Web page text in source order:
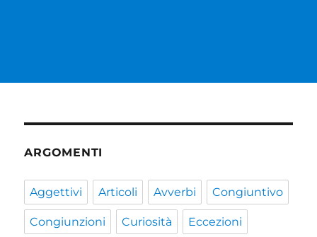
ARGOMENTI
Aggettivi Articoli Avverbi Congiuntivo
Congiunzioni Curiosità Eccezioni